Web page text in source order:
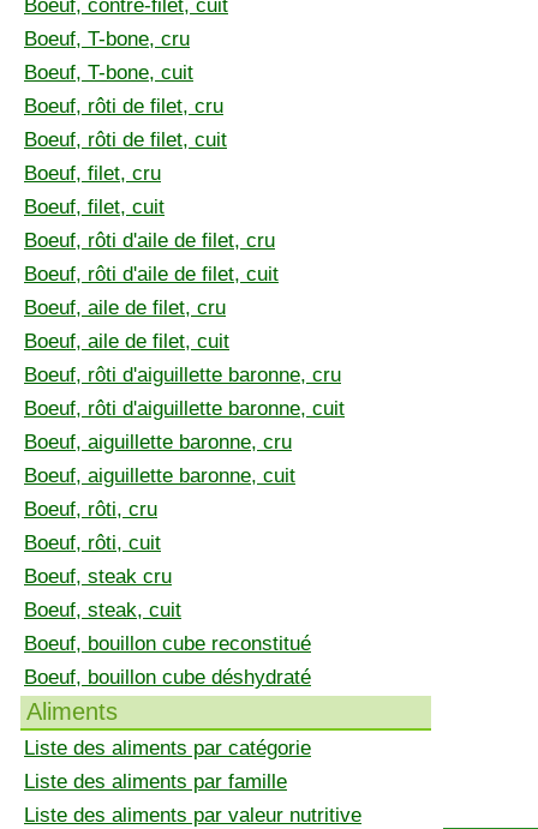
Boeuf, contre-filet, cuit
Boeuf, T-bone, cru
Boeuf, T-bone, cuit
Boeuf, rôti de filet, cru
Boeuf, rôti de filet, cuit
Boeuf, filet, cru
Boeuf, filet, cuit
Boeuf, rôti d'aile de filet, cru
Boeuf, rôti d'aile de filet, cuit
Boeuf, aile de filet, cru
Boeuf, aile de filet, cuit
Boeuf, rôti d'aiguillette baronne, cru
Boeuf, rôti d'aiguillette baronne, cuit
Boeuf, aiguillette baronne, cru
Boeuf, aiguillette baronne, cuit
Boeuf, rôti, cru
Boeuf, rôti, cuit
Boeuf, steak cru
Boeuf, steak, cuit
Boeuf, bouillon cube reconstitué
Boeuf, bouillon cube déshydraté
Aliments
Liste des aliments par catégorie
Liste des aliments par famille
Liste des aliments par valeur nutritive